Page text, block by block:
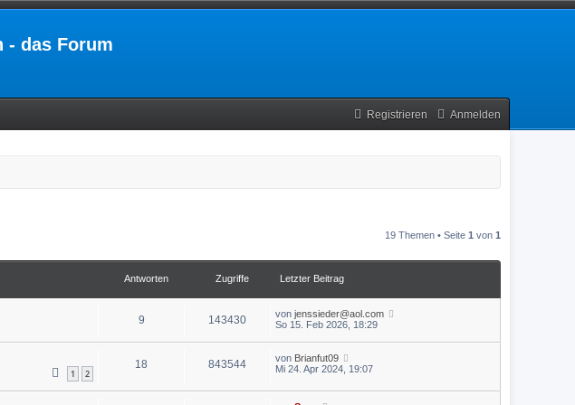
- das Forum
Anmelden
Registrieren
19 Themen • Seite 1 von 1
Antworten Zugriffe Letzter Beitrag
9 143430 von jenssieder@aol.com
So 15. Feb 2026, 18:29
1 2
18 843544 von Brianfut09
Mi 24. Apr 2024, 19:07